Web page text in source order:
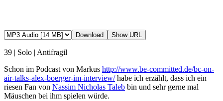
Download Show URL
39 | Solo | Antifragil
Schon im Podcast von Markus http://www.be-committed.de/bc-on-
air-talks-alex-boerger-im-interview/habe ich erzählt, dass ich ein
riesen Fan von Nassim Nicholas Taleb bin und sehr gerne mal
Mäuschen bei ihm spielen würde.